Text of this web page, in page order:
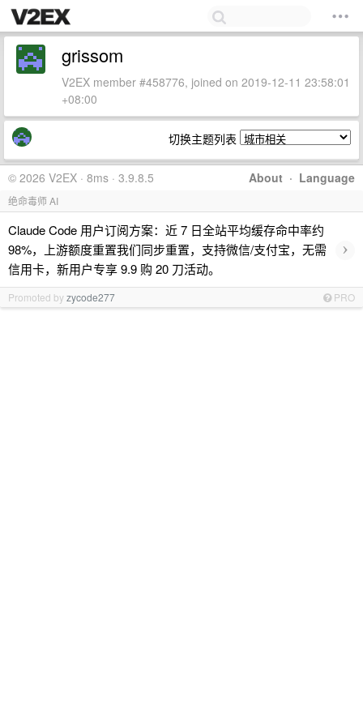
grissom
V2EX member #458776, joined on 2019-12-11 23:58:01
+08:00
切换主题列表
About · Language
© 2026 V2EX · 8ms · 3.9.8.5
绝命毒师 AI
Claude Code 用户订阅方案：近 7 日全站平均缓存命中率约
98%，上游额度重置我们同步重置，支持微信/支付宝，无需
信用卡，新用户专享 9.9 购 20 刀活动。
›
Promoted byzycode277 PRO